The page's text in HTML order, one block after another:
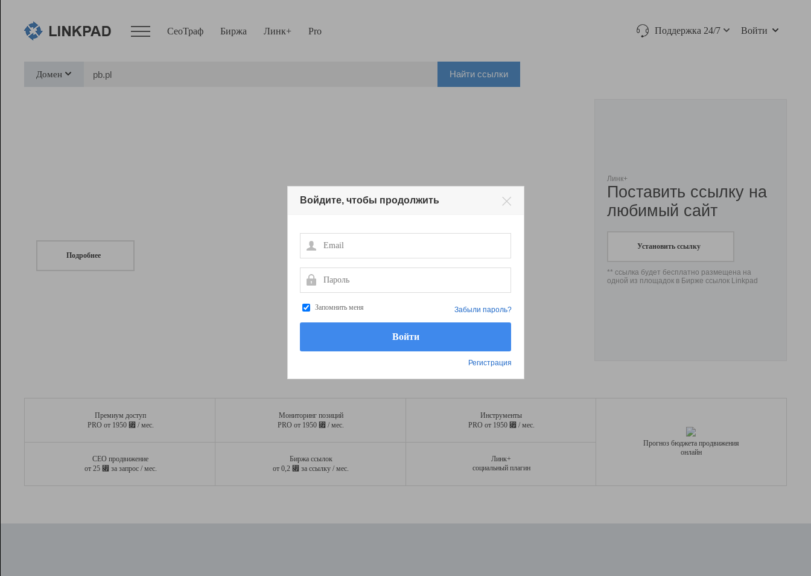
СеоТраф Биржа Линк+ Pro Поддержка 24/7 Войти
Домен Найти ссылки
Подробнее
Линк+
Поставить ссылку на
любимый сайт
Установить ссылку
** ссылка будет бесплатно размещена на
одной из площадок в Бирже ссылок Linkpad
Премиум доступ
PRO от 1950 ⃏ / мес.
Мониторинг позиций
PRO от 1950 ⃏ / мес.
Инструменты
PRO от 1950 ⃏ / мес.
СЕО продвижение
от 25 ⃏ за запрос / мес.
Биржа ссылок
от 0,2 ⃏ за ссылку / мес.
Линк+
социальный плагин
Прогноз бюджета продвижения
онлайн
Войдите, чтобы продолжить
Email
Пароль
Запомнить меня
Регистрация
Забыли пароль?